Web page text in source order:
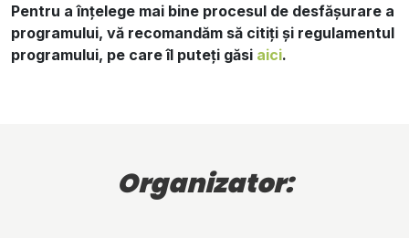
Pentru a înțelege mai bine procesul de desfășurare a
programului, vă recomandăm să citiți și regulamentul
programului, pe care îl puteți găsi aici.
Organizator: